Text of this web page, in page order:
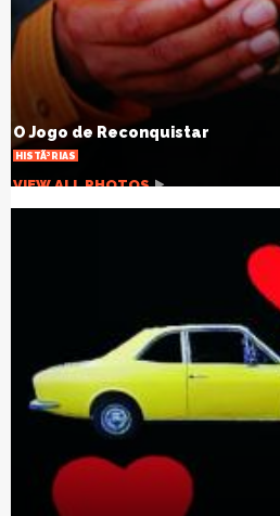
Cinco maneiras de superar
relaÃ§Ãµes a dois
ARTIGOS
VIEW ALL PHOTOS